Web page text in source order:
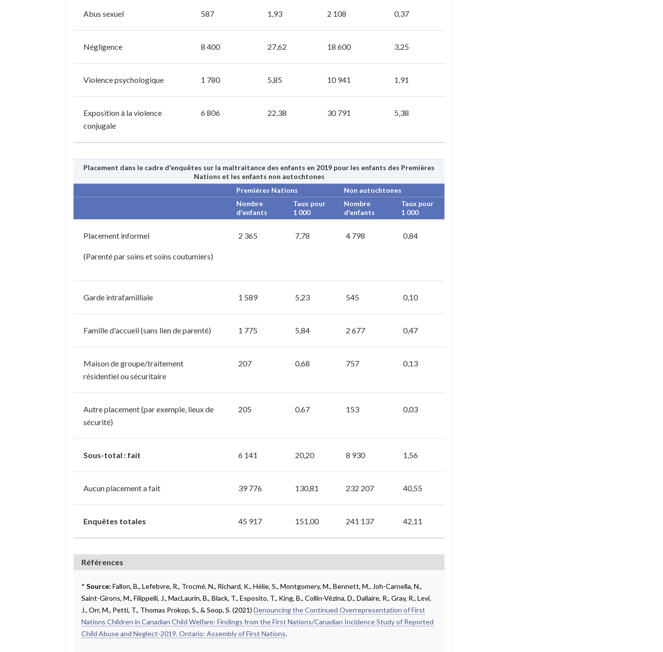
Abus sexuel 587 1,93 2 108 0,37
Négligence 8 400 27,62 18 600 3,25
Violence psychologique 1 780 5,85 10 941 1,91
Exposition à la violence
conjugale
6 806 22,38 30 791 5,38
Placement dans le cadre d'enquêtes sur la maltraitance des enfants en 2019 pour les enfants des Premières
Nations et les enfants non autochtones
Premières Nations
Non autochtones
Nombre
d'enfants
Taux pour
1 000
Nombre
d'enfants
Taux pour
1 000
Placement informel
(Parenté par soins et soins coutumiers)
2 365 7,78 4 798 0,84
Garde intrafamilliale 1 589 5,23 545 0,10
Famille d'accueil (sans lien de parenté) 1 775 5,84 2 677 0,47
Maison de groupe/traitement
résidentiel ou sécuritaire
207 0,68 757 0,13
Autre placement (par exemple, lieux de
sécurité)
205 0,67 153 0,03
Sous-total : fait 6 141 20,20 8 930 1,56
Aucun placement a fait 39 776 130,81 232 207 40,55
Enquêtes totales 45 917 151,00 241 137 42,11
Références
* Source: Fallon, B., Lefebvre, R., Trocmé, N., Richard, K., Hélie, S., Montgomery, M., Bennett, M., Joh-Carnella, N.,
Saint-Girons, M., Filippelli, J., MacLaurin, B., Black, T., Esposito, T., King, B., Collin-Vézina, D., Dallaire, R., Gray, R., Levi,
J., Orr, M., Petti, T., Thomas Prokop, S., & Soop, S. (2021) Denouncing the Continued Overrepresentation of First
Nations Children in Canadian Child Welfare: Findings from the First Nations/Canadian Incidence Study of Reported
Child Abuse and Neglect-2019. Ontario: Assembly of First Nations.